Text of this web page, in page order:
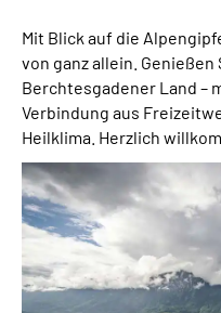
Mit Blick auf die
von ganz allein.
Berchtesgadener Land –
Verbindung aus
Heilklima. Herzlich